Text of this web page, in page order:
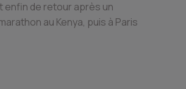
enfin de retour après un
au Kenya, puis à Paris